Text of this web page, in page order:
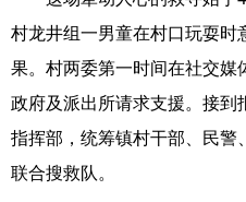
科技 科普
健康 军事
图片 中央文件
食品 人居
村龙井组一男童在村口玩耍时
果。村两委第一时间在社交
政府及派出所请求支援。接
指挥部，统筹镇村干部、民
联合搜救队。